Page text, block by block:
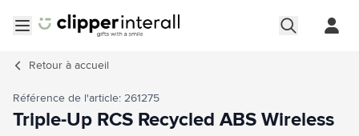
Retour à accueil
Référence de l'article: 261275
Triple-Up RCS Recycled ABS Wireless